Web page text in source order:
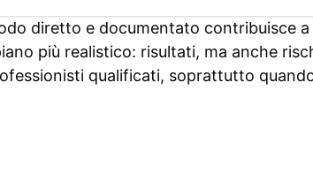
diretto e documentato contribuisce
più realistico: risultati, ma anche
qualificati, soprattutto